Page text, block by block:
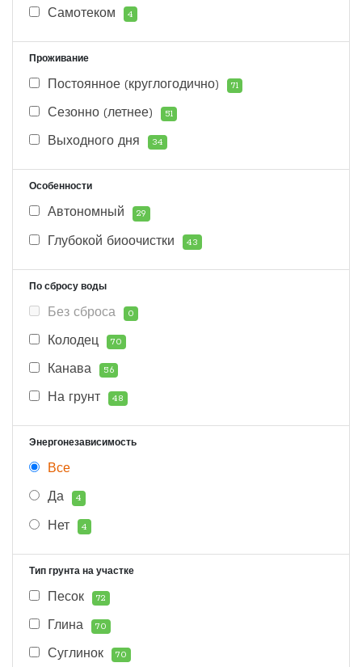
Самотеком 4
Проживание
Постоянное (круглогодично) 71
Сезонно (летнее) 51
Выходного дня 34
Особенности
Автономный 29
Глубокой биоочистки 43
По сбросу воды
Без сброса 0
Колодец 70
Канава 56
На грунт 48
Энергонезависимость
Все
Да
4
Нет 4
Тип грунта на участке
Песок 72
Глина 70
Суглинок 70